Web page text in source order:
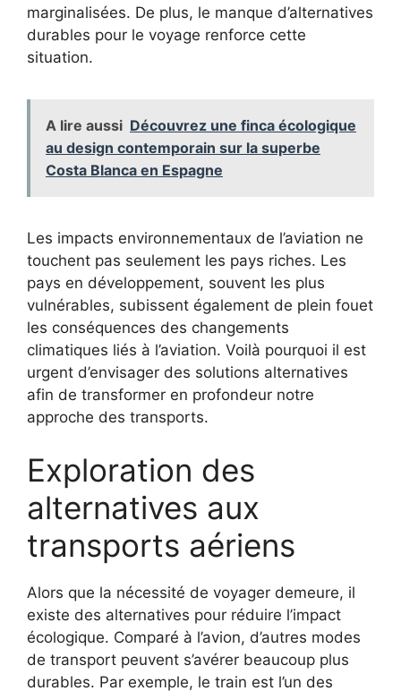
marginalisées. De plus, le manque d’alternatives
durables pour le voyage renforce cette
situation.
A lire aussi Découvrez une finca écologique
au design contemporain sur la superbe
Costa Blanca en Espagne
Les impacts environnementaux de l’aviation ne
touchent pas seulement les pays riches. Les
pays en développement, souvent les plus
vulnérables, subissent également de plein fouet
les conséquences des changements
climatiques liés à l’aviation. Voilà pourquoi il est
urgent d’envisager des solutions alternatives
afin de transformer en profondeur notre
approche des transports.
Exploration des
alternatives aux
transports aériens
Alors que la nécessité de voyager demeure, il
existe des alternatives pour réduire l’impact
écologique. Comparé à l’avion, d’autres modes
de transport peuvent s’avérer beaucoup plus
durables. Par exemple, le train est l’un des